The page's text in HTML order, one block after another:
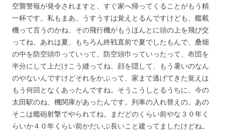
空襲警報が発令されますと、すぐ家へ帰ってくることがもう精
一杯です。私もまあ、うすうすは覚えとるんですけども、艦載
機って言うのかね、その飛行機がもうほんとに頭の上を飛び交
ってね、あれは夏、もちろん終戦直前で夏でしたもんで、桑畑
の中を防空頭巾っていって、防空頭巾っていったって、布団を
半分にして上だけこう縫ってね、顔を隠して、もう暑いのなん
のやないんですけどそれをかぶって、家まで逃げてきた覚えは
もう何回となくあったんですね。そうこうしとるうちに、今の
太田駅のね、機関庫があったんです。列車の入れ替えの。あの
そこは艦砲射撃でやられてね。まだどのくらい前やな３０年く
らいか４０年くらい前かだいぶ長いこと建ってましたけどね。